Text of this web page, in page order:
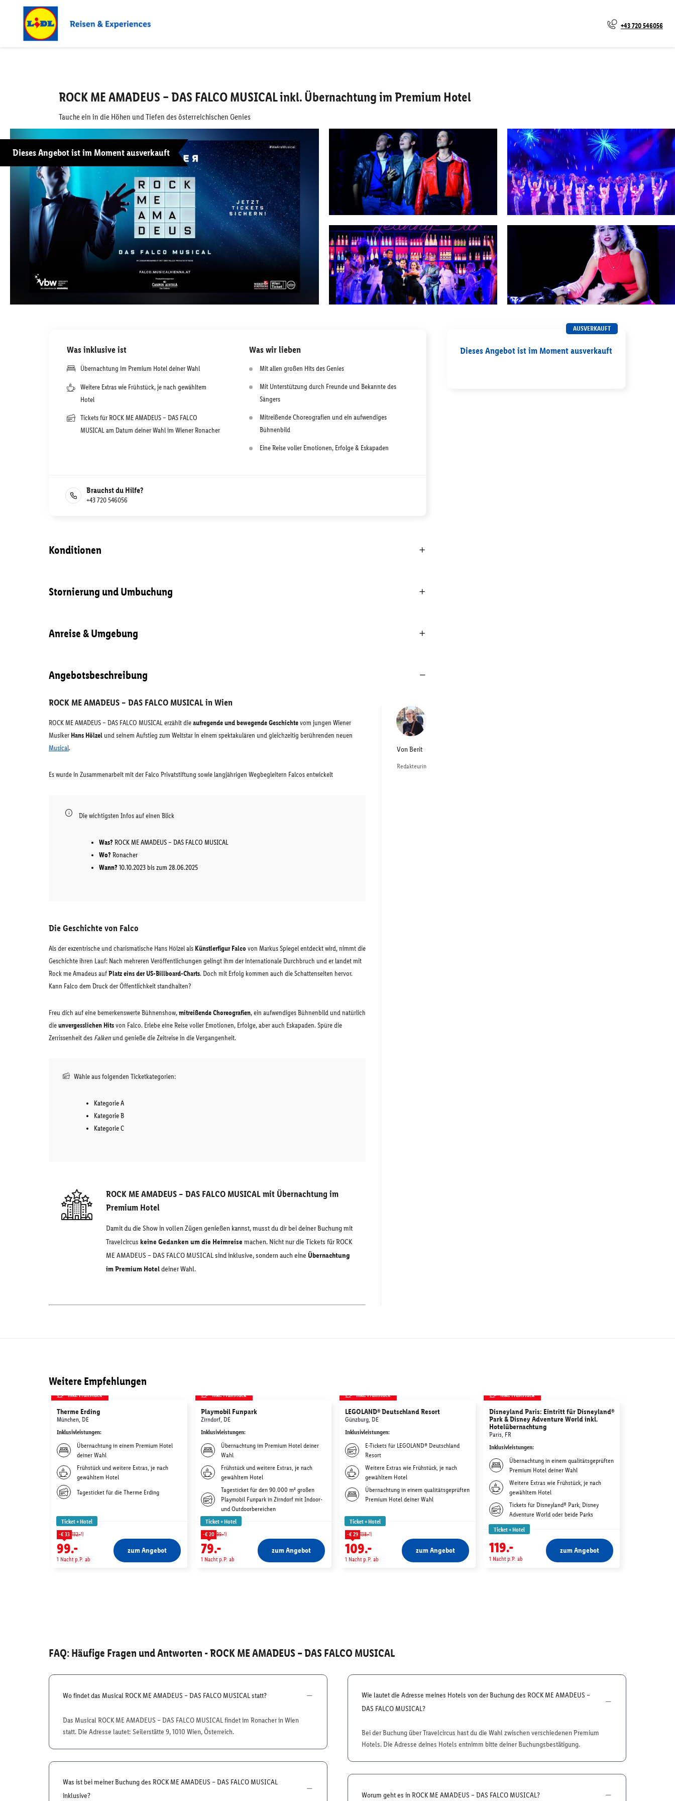
+43 720 546056
ROCK ME AMADEUS – DAS FALCO MUSICAL inkl. Übernachtung im Premium Hotel
Tauche ein in die Höhen und Tiefen des österreichischen Genies
Dieses Angebot ist im Moment ausverkauft
AUSVERKAUFT
Dieses Angebot ist im Moment ausverkauft
Was inklusive ist
Übernachtung im Premium Hotel deiner Wahl
Weitere Extras wie Frühstück, je nach gewähltem
Hotel
Tickets für ROCK ME AMADEUS – DAS FALCO
MUSICAL am Datum deiner Wahl im Wiener Ronacher
Was wir lieben
Mit allen großen Hits des Genies
Mit Unterstützung durch Freunde und Bekannte des
Sängers
Mitreißende Choreografien und ein aufwendiges
Bühnenbild
Eine Reise voller Emotionen, Erfolge & Eskapaden
Brauchst du Hilfe?
+43 720 546056
Konditionen
Stornierung und Umbuchung
Anreise & Umgebung
Angebotsbeschreibung
ROCK ME AMADEUS – DAS FALCO MUSICAL in Wien
ROCK ME AMADEUS – DAS FALCO MUSICAL erzählt dieaufregende und bewegende Geschichtevom jungen Wiener
Musiker Hans Hölzel und seinem Aufstieg zum Weltstar in einem spektakulären und gleichzeitig berührenden neuen
Musical.
Es wurde in Zusammenarbeit mit der Falco Privatstiftung sowie langjährigen Wegbegleitern Falcos entwickelt
Die wichtigsten Infos auf einen Blick
Was? ROCK ME AMADEUS – DAS FALCO MUSICAL
Wo? Ronacher
Wann? 10.10.2023 bis zum 28.06.2025
Die Geschichte von Falco
Als der exzentrische und charismatische Hans Hölzel als Künstlerfigur Falcovon Markus Spiegel entdeckt wird, nimmt die
Geschichte ihren Lauf: Nach mehreren Veröffentlichungen gelingt ihm der internationale Durchbruch und er landet mit
Rock me Amadeus aufPlatz eins der US-Billboard-Charts. Doch mit Erfolg kommen auch die Schattenseiten hervor.
Kann Falco dem Druck der Öffentlichkeit standhalten?
Freu dich auf eine bemerkenswerte Bühnenshow,mitreißende Choreografien, ein aufwendiges Bühnenbild und natürlich
dieunvergesslichen Hitsvon Falco. Erlebe eine Reise voller Emotionen, Erfolge, aber auch Eskapaden. Spüre die
Zerrissenheit des Falken und genieße die Zeitreise in die Vergangenheit.
Wähle aus folgenden Ticketkategorien:
Kategorie A
Kategorie B
Kategorie C
ROCK ME AMADEUS – DAS FALCO MUSICAL mit Übernachtung im
Premium Hotel
Damit du die Show in vollen Zügen genießen kannst, musst du dir bei deiner Buchung mit
Travelcircus keine Gedanken um die Heimreise machen. Nicht nur die Tickets für ROCK
ME AMADEUS – DAS FALCO MUSICAL sind inklusive, sondern auch eine Übernachtung
im Premium Hoteldeiner Wahl.
VonBerit
Redakteurin
Weitere Empfehlungen
inkl. Frühstück
Therme Erding
München, DE
Inklusivleistungen:
Übernachtung in einem Premium Hotel
deiner Wahl
Frühstück und weitere Extras, je nach
gewähltem Hotel
Tagesticket für die Therme Erding
Ticket + Hotel
-€ 33 132.-1)
99.-
1 Nacht p.P. ab
zum Angebot
inkl. Frühstück
Playmobil Funpark
Zirndorf, DE
Inklusivleistungen:
Übernachtung im Premium Hotel deiner
Wahl
Frühstück und weitere Extras, je nach
gewähltem Hotel
Tagesticket für den 90.000 m² großen
Playmobil Funpark in Zirndorf mit Indoor-
und Outdoorbereichen
Ticket + Hotel
-€ 20 99.-1)
79.-
1 Nacht p.P. ab
zum Angebot
inkl. Frühstück
LEGOLAND® Deutschland Resort
Günzburg, DE
Inklusivleistungen:
E-Tickets für LEGOLAND® Deutschland
Resort
Weitere Extras wie Frühstück, je nach
gewähltem Hotel
Übernachtung in einem qualitätsgeprüften
Premium Hotel deiner Wahl
Ticket + Hotel
-€ 29 138.-1)
109.-
1 Nacht p.P. ab
zum Angebot
inkl. Frühstück
Disneyland Paris: Eintritt für Disneyland®
Park & Disney Adventure World inkl.
Hotelübernachtung
Paris, FR
Inklusivleistungen:
Übernachtung in einem qualitätsgeprüften
Premium Hotel deiner Wahl
Weitere Extras wie Frühstück, je nach
gewähltem Hotel
Tickets für Disneyland® Park, Disney
Adventure World oder beide Parks
Ticket + Hotel
119.-
1 Nacht p.P. ab
zum Angebot
FAQ: Häufige Fragen und Antworten - ROCK ME AMADEUS – DAS FALCO MUSICAL
Wo findet das Musical ROCK ME AMADEUS – DAS FALCO MUSICAL statt?
Das Musical ROCK ME AMADEUS – DAS FALCO MUSICAL findet im Ronacher in Wien
statt. Die Adresse lautet: Seilerstätte 9, 1010 Wien, Österreich.
Was ist bei meiner Buchung des ROCK ME AMADEUS – DAS FALCO MUSICAL
inklusive?
Wie lautet die Adresse meines Hotels von der Buchung des ROCK ME AMADEUS –
DAS FALCO MUSICAL?
Bei der Buchung über Travelcircus hast du die Wahl zwischen verschiedenen Premium
Hotels. Die Adresse deines Hotels entnimm bitte deiner Buchungsbestätigung.
Worum geht es in ROCK ME AMADEUS – DAS FALCO MUSICAL?